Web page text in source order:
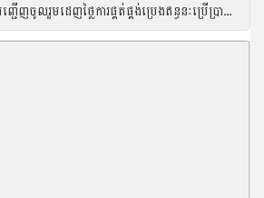
សេចក្តីជូនដំណឹង ស្តីពីការអញ្ជើញចូលរួមដេញថ្លៃការផ្គត់ផ្គង់ប្រេងឥន្ធនៈប្រើប្រាស់ប្រចាំឆមាសទី១ ឆ្នាំ២០២១ របស់ក្រសួងកសិកម្ម រុក្ខាប្រមាញ់ និងនេសាទ